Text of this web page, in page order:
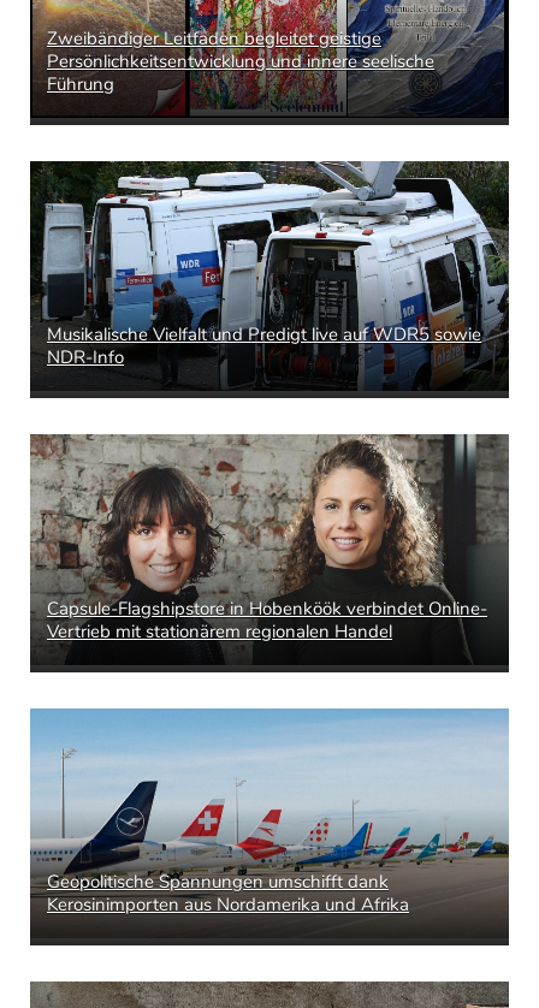
Zweibändiger Leitfaden begleitet geistige
Persönlichkeitsentwicklung und innere seelische
Führung
Musikalische Vielfalt und Predigt live auf WDR5 sowie
NDR-Info
Capsule-Flagshipstore in Hobenköök verbindet Online-
Vertrieb mit stationärem regionalen Handel
Geopolitische Spannungen umschifft dank
Kerosinimporten aus Nordamerika und Afrika